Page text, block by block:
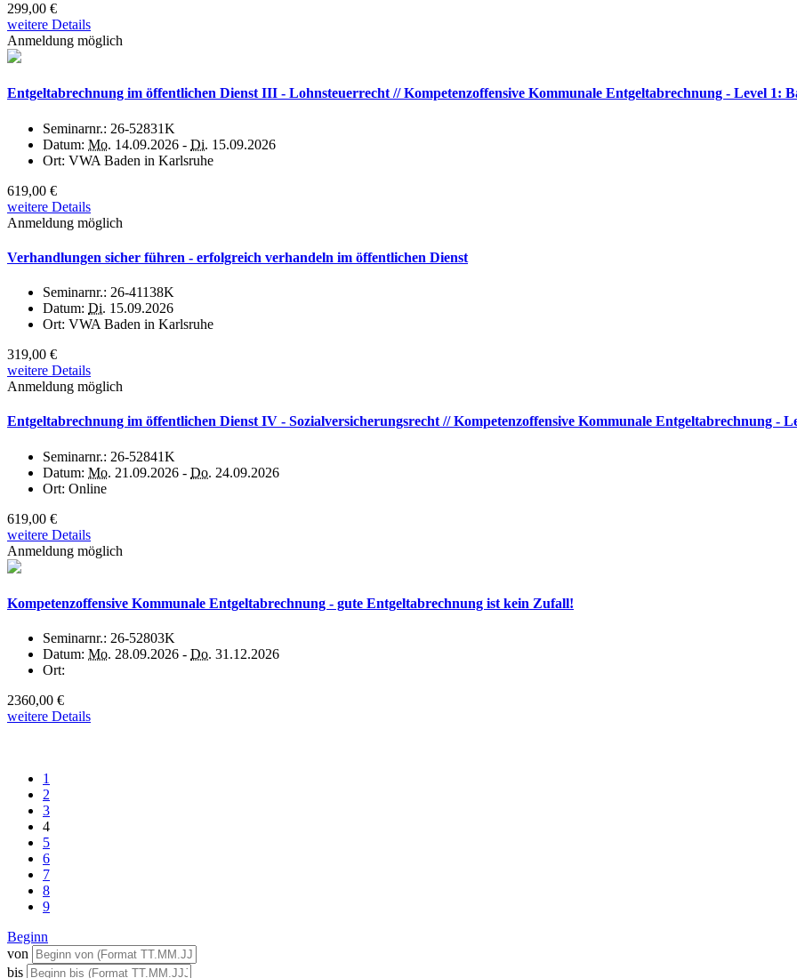
299,00 €
weitere Details
Anmeldung möglich
Entgeltabrechnung im öffentlichen Dienst III - Lohnsteuerrecht // Kompetenzoffensive Kommunale Entgeltabrechnung - Level 1:
Seminarnr.: 26-52831K
Datum: Mo. 14.09.2026 - Di. 15.09.2026
Ort: VWA Baden in Karlsruhe
619,00 €
weitere Details
Anmeldung möglich
Verhandlungen sicher führen - erfolgreich verhandeln im öffentlichen Dienst
Seminarnr.: 26-41138K
Datum: Di. 15.09.2026
Ort: VWA Baden in Karlsruhe
319,00 €
weitere Details
Anmeldung möglich
Entgeltabrechnung im öffentlichen Dienst IV - Sozialversicherungsrecht // Kompetenzoffensive Kommunale Entgeltabrechnung -
Seminarnr.: 26-52841K
Datum: Mo. 21.09.2026 - Do. 24.09.2026
Ort: Online
619,00 €
weitere Details
Anmeldung möglich
Kompetenzoffensive Kommunale Entgeltabrechnung - gute Entgeltabrechnung ist kein Zufall!
Seminarnr.: 26-52803K
Datum: Mo. 28.09.2026 - Do. 31.12.2026
Ort:
2360,00 €
weitere Details
1
2
3
4
5
6
7
8
9
Beginn
von
bis